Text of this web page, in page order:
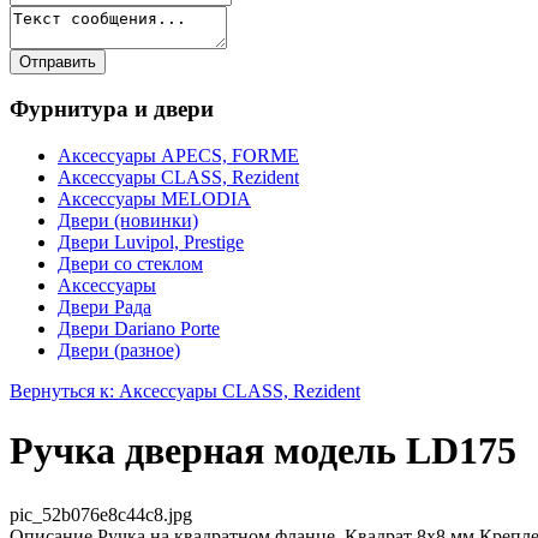
Фурнитура и двери
Аксессуары APECS, FORME
Аксессуары CLASS, Rezident
Аксессуары MELODIA
Двери (новинки)
Двери Luvipol, Prestige
Двери со стеклом
Аксессуары
Двери Рада
Двери Dariano Porte
Двери (разное)
Вернуться к: Аксессуары CLASS, Rezident
Ручка дверная модель LD175
pic_52b076e8c44c8.jpg